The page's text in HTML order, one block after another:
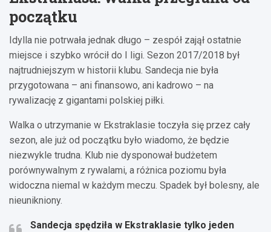
początku
Idylla nie potrwała jednak długo – zespół zajął ostatnie
miejsce i szybko wrócił do I ligi. Sezon 2017/2018 był
najtrudniejszym w historii klubu. Sandecja nie była
przygotowana – ani finansowo, ani kadrowo – na
rywalizację z gigantami polskiej piłki.
Walka o utrzymanie w Ekstraklasie toczyła się przez cały
sezon, ale już od początku było wiadomo, że będzie
niezwykle trudna. Klub nie dysponował budżetem
porównywalnym z rywalami, a różnica poziomu była
widoczna niemal w każdym meczu. Spadek był bolesny, ale
nieunikniony.
Sandecja spędziła w Ekstraklasie tylko jeden